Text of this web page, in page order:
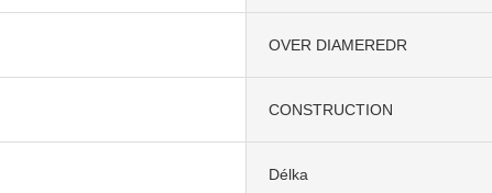
OVER DIAMEREDR
CONSTRUCTION
Délka